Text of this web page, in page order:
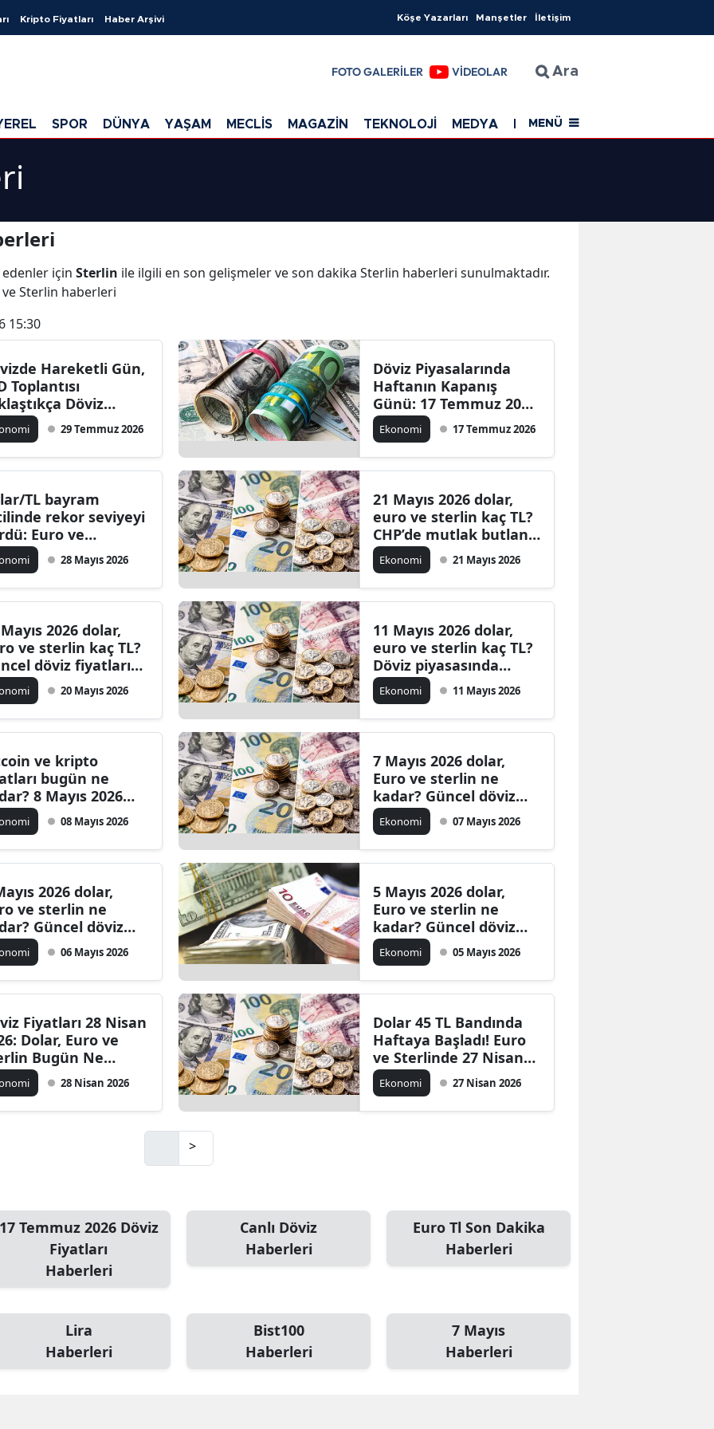
Kripto Fiyatları Haber Arşivi Köşe Yazarları Manşetler İletişim
FOTO GALERİLER VİDEOLAR Ara
SPOR DÜNYA YAŞAM MECLİS MAGAZİN TEKNOLOJİ MEDYA EĞİTİM SAĞLIK
MENÜ
için Sterlin ile ilgili en son gelişmeler ve son dakika Sterlin haberleri sunulmaktadır.
Sterlin haberleri
15:30
Hareketli Gün,
Toplantısı
Döviz
Dolar,
ve Sterlin Bugün
Kadar?
29 Temmuz 2026
Döviz Piyasalarında
Haftanın Kapanış
Günü: 17 Temmuz 2026
Dolar, Euro ve Güncel
Döviz Fiyatları
Ekonomi 17 Temmuz 2026
TL bayram
rekor seviyeyi
Euro ve
son durum
28 Mayıs 2026
21 Mayıs 2026 dolar,
euro ve sterlin kaç TL?
CHP’de mutlak butlan
kararı sonrası dövizde
son durum
Ekonomi 21 Mayıs 2026
2026 dolar,
ve sterlin kaç TL?
döviz fiyatları
TL kuru
20 Mayıs 2026
11 Mayıs 2026 dolar,
euro ve sterlin kaç TL?
Döviz piyasasında
haftaya hareketli
başlangıç
Ekonomi 11 Mayıs 2026
ve kripto
bugün ne
8 Mayıs 2026
euro, sterlin ve
kurlarında son
08 Mayıs 2026
7 Mayıs 2026 dolar,
Euro ve sterlin ne
kadar? Güncel döviz
fiyatları
Ekonomi 07 Mayıs 2026
2026 dolar,
ve sterlin ne
Güncel döviz
06 Mayıs 2026
5 Mayıs 2026 dolar,
Euro ve sterlin ne
kadar? Güncel döviz
kurları
Ekonomi 05 Mayıs 2026
Fiyatları 28 Nisan
Dolar, Euro ve
Bugün Ne
Oldu?28 Nisan 2026
Dolar 45 TL Bandında
Haftaya Başladı! Euro
ve Sterlinde 27 Nisan
Hareketliliği
Ekonomi 27 Nisan 2026
>
17 Temmuz 2026 Döviz
Fiyatları
Haberleri
Canlı Döviz
Haberleri
Euro Tl Son Dakika
Haberleri
Lira
Haberleri
Bist100
Haberleri
7 Mayıs
Haberleri